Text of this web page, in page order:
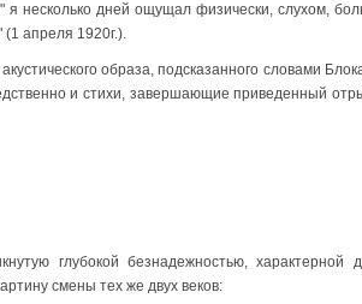
я несколько дней ощущал физически, слухом,
апреля 1920г.).
образа, подсказанного словами
и стихи, завершающие приведенный
глубокой безнадежностью, характерной
смены тех же двух веков: